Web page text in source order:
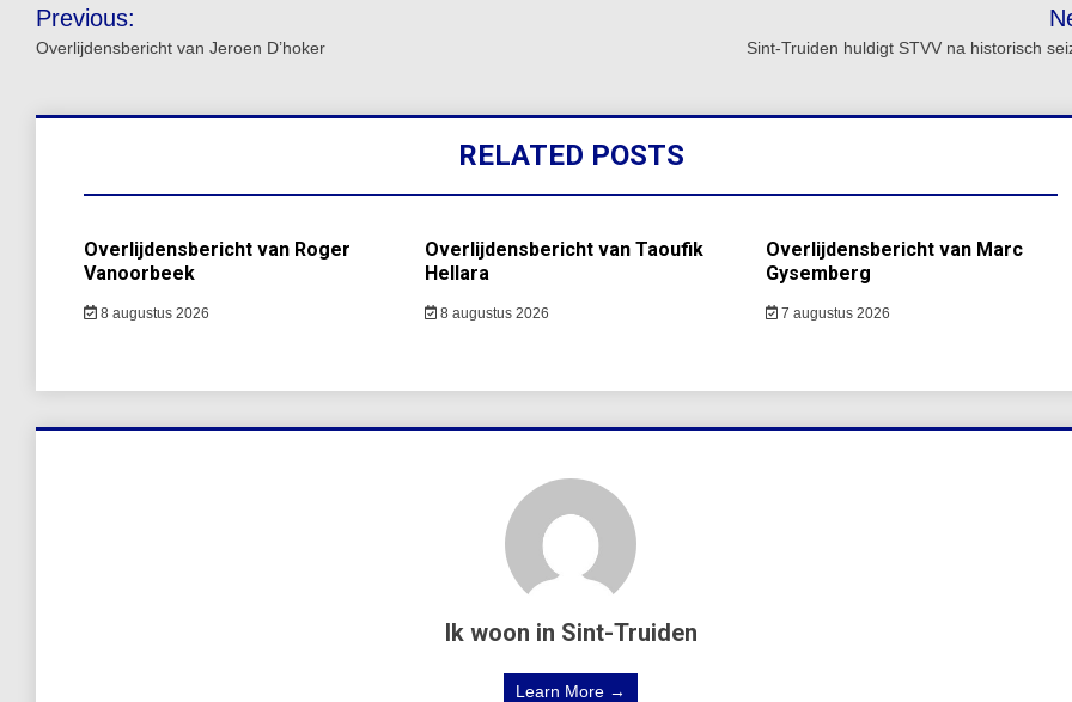
navigatie
Previous:
Overlijdensbericht van Jeroen D’hoker Sint-Truiden huldigt STVV na historisch
RELATED POSTS
Overlijdensbericht van Roger
Vanoorbeek
8 augustus 2026
Overlijdensbericht van Taoufik
Hellara
8 augustus 2026
Overlijdensbericht van Marc
Gysemberg
7 augustus 2026
Ik woon in Sint-Truiden
Learn More →